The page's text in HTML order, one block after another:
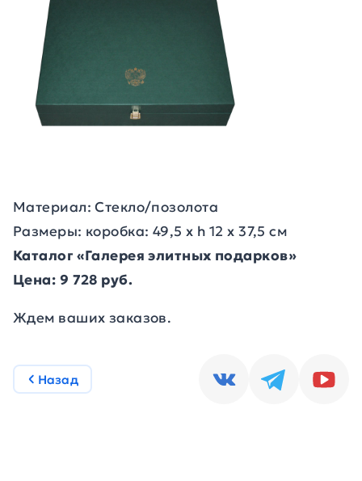
Материал: Стекло/позолота
Размеры: коробка: 49,5 х h 12 х 37,5 см
Каталог «Галерея элитных подарков»
Цена: 9 728 руб.
Ждем ваших заказов.
Назад